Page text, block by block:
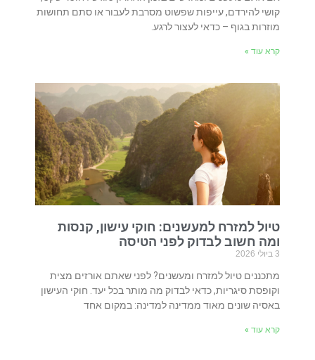
קושי להירדם, עייפות שפשוט מסרבת לעבור או סתם תחושות
מוזרות בגוף – כדאי לעצור לרגע.
קרא עוד »
טיול למזרח למעשנים: חוקי עישון, קנסות
ומה חשוב לבדוק לפני הטיסה
3 ביולי 2026
מתכננים טיול למזרח ומעשנים? לפני שאתם אורזים מצית
וקופסת סיגריות, כדאי לבדוק מה מותר בכל יעד. חוקי העישון
באסיה שונים מאוד ממדינה למדינה: במקום אחד
קרא עוד »